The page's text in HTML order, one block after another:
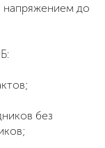
напряжением до
без